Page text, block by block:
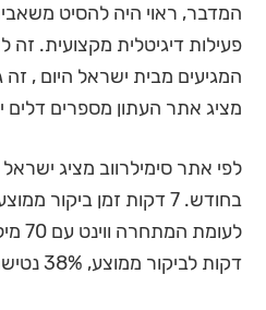
המדבר, ראוי היה להסיט
פעילות דיגיטלית מקצועית. זה
המגיעים מבית ישראל היום , זה
מציג אתר העתון מספרים דלים
דקות לביקור ממוצע, 38% נטישה.